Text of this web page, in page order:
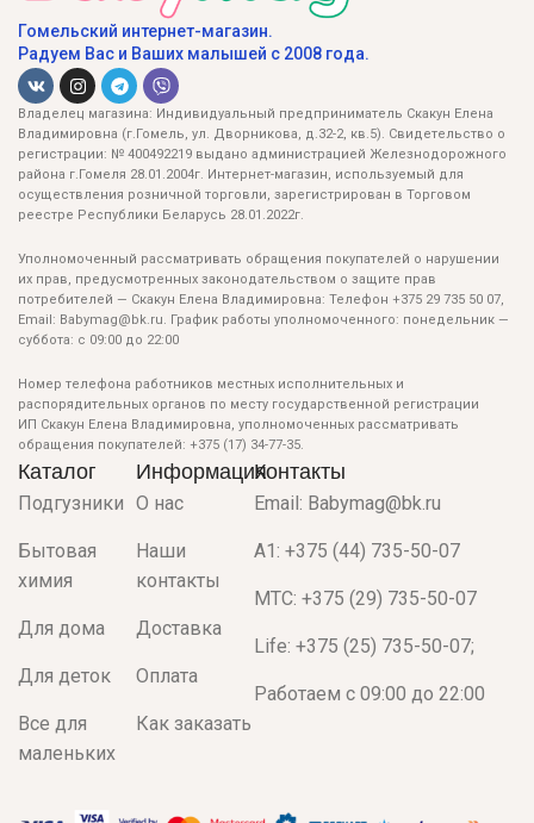
Гомельский интернет-магазин.
Радуем Вас и Ваших малышей с 2008 года.
Владелец магазина: Индивидуальный предприниматель Скакун Елена
Владимировна (г.Гомель, ул. Дворникова, д.32-2, кв.5). Свидетельство о
регистрации: № 400492219 выдано администрацией Железнодорожного
района г.Гомеля 28.01.2004г. Интернет-магазин, используемый для
осуществления розничной торговли, зарегистрирован в Торговом
реестре Республики Беларусь 28.01.2022г.
Уполномоченный рассматривать обращения покупателей о нарушении
их прав, предусмотренных законодательством о защите прав
потребителей — Скакун Елена Владимировна: Телефон +375 29 735 50 07,
Email: Babymag@bk.ru. График работы уполномоченного: понедельник —
суббота: с 09:00 до 22:00
Номер телефона работников местных исполнительных и
распорядительных органов по месту государственной регистрации
ИП Скакун Елена Владимировна, уполномоченных рассматривать
обращения покупателей: +375 (17) 34-77-35.
Каталог
Подгузники
Бытовая
химия
Для дома
Для деток
Все для
маленьких
Информация
О нас
Наши
контакты
Доставка
Оплата
Как заказать
Контакты
Email: Babymag@bk.ru
A1: +375 (44) 735-50-07
МТС: +375 (29) 735-50-07
Life: +375 (25) 735-50-07;
Работаем с 09:00 до 22:00